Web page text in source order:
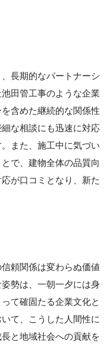
長期的なパートナーシ
田管工事のような企業
含めた継続的な関係性
な相談にも迅速に対応
また、施工中に気づい
で、建物全体の品質向
が口コミとなり、新た
頼関係は変わらぬ価値
勢は、一朝一夕には身
て確固たる企業文化と
て、こうした人間性に
と地域社会への貢献を